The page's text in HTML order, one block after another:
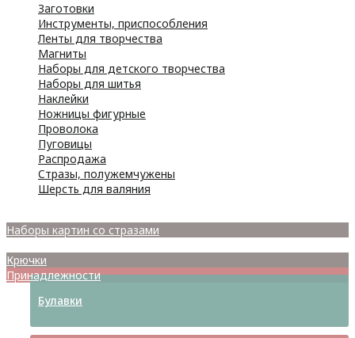
Заготовки
Инструменты, приспособления
Ленты для творчества
Магниты
Наборы для детского творчества
Наборы для шитья
Наклейки
Ножницы фигурные
Проволока
Пуговицы
Распродажа
Стразы, полужемчужены
Шерсть для валяния
Наборы картин со стразами
Крючки
Принадлежности
Булавки